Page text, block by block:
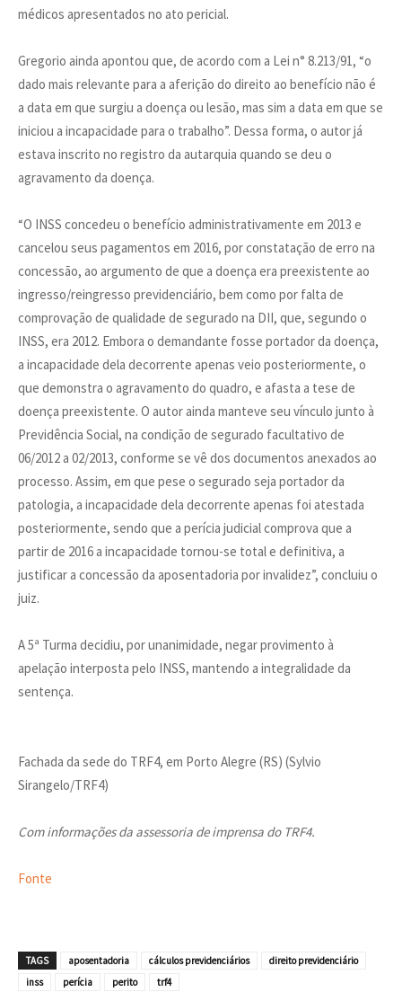
médicos apresentados no ato pericial.
Gregorio ainda apontou que, de acordo com a Lei n° 8.213/91, “o
dado mais relevante para a aferição do direito ao benefício não é
a data em que surgiu a doença ou lesão, mas sim a data em que se
iniciou a incapacidade para o trabalho”. Dessa forma, o autor já
estava inscrito no registro da autarquia quando se deu o
agravamento da doença.
“O INSS concedeu o benefício administrativamente em 2013 e
cancelou seus pagamentos em 2016, por constatação de erro na
concessão, ao argumento de que a doença era preexistente ao
ingresso/reingresso previdenciário, bem como por falta de
comprovação de qualidade de segurado na DII, que, segundo o
INSS, era 2012. Embora o demandante fosse portador da doença,
a incapacidade dela decorrente apenas veio posteriormente, o
que demonstra o agravamento do quadro, e afasta a tese de
doença preexistente. O autor ainda manteve seu vínculo junto à
Previdência Social, na condição de segurado facultativo de
06/2012 a 02/2013, conforme se vê dos documentos anexados ao
processo. Assim, em que pese o segurado seja portador da
patologia, a incapacidade dela decorrente apenas foi atestada
posteriormente, sendo que a perícia judicial comprova que a
partir de 2016 a incapacidade tornou-se total e definitiva, a
justificar a concessão da aposentadoria por invalidez”, concluiu o
juiz.
A 5ª Turma decidiu, por unanimidade, negar provimento à
apelação interposta pelo INSS, mantendo a integralidade da
sentença.
Fachada da sede do TRF4, em Porto Alegre (RS) (Sylvio
Sirangelo/TRF4)
Com informações da assessoria de imprensa do TRF4.
Fonte
TAGS aposentadoria cálculos previdenciários
direito previdenciário
inss
perícia perito trf4